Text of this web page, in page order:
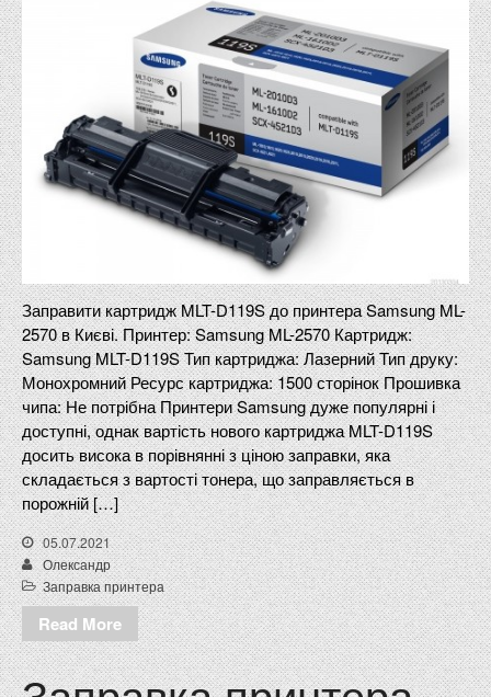
Заправити картридж MLT-D119S до принтера Samsung ML-
2570 в Києві. Принтер: Samsung ML-2570 Картридж:
Samsung MLT-D119S Тип картриджа: Лазерний Тип друку:
Монохромний Ресурс картриджа: 1500 сторінок Прошивка
чипа: Не потрібна Принтери Samsung дуже популярні і
доступні, однак вартість нового картриджа MLT-D119S
досить висока в порівнянні з ціною заправки, яка
складається з вартості тонера, що заправляється в
порожній […]
05.07.2021
Олександр
Заправка принтера
Read More